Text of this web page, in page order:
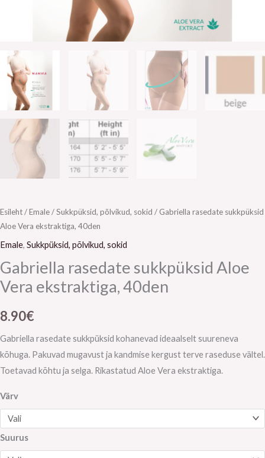
Esileht/Emale/Sukkpüksid, põlvikud, sokid / Gabriella rasedate sukkpüksid
Aloe Vera ekstraktiga, 40den
Emale, Sukkpüksid, põlvikud, sokid
Gabriella rasedate sukkpüksid Aloe
Vera ekstraktiga, 40den
8.90€
Gabriella rasedate sukkpüksid kohanevad ideaalselt suureneva
kõhuga. Pakuvad mugavust ja kandmise kergust terve raseduse vältel.
Toetavad kõhtu ja selga. Rikastatud Aloe Vera ekstraktiga.
Värv
Suurus